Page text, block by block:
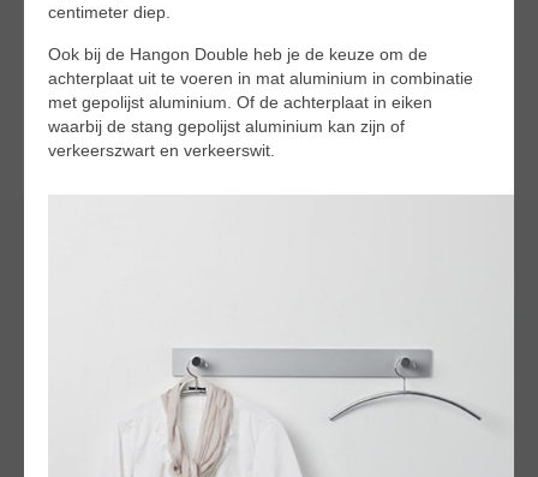
centimeter diep.
Ook bij de Hangon Double heb je de keuze om de
achterplaat uit te voeren in mat aluminium in combinatie
met gepolijst aluminium. Of de achterplaat in eiken
waarbij de stang gepolijst aluminium kan zijn of
verkeerszwart en verkeerswit.